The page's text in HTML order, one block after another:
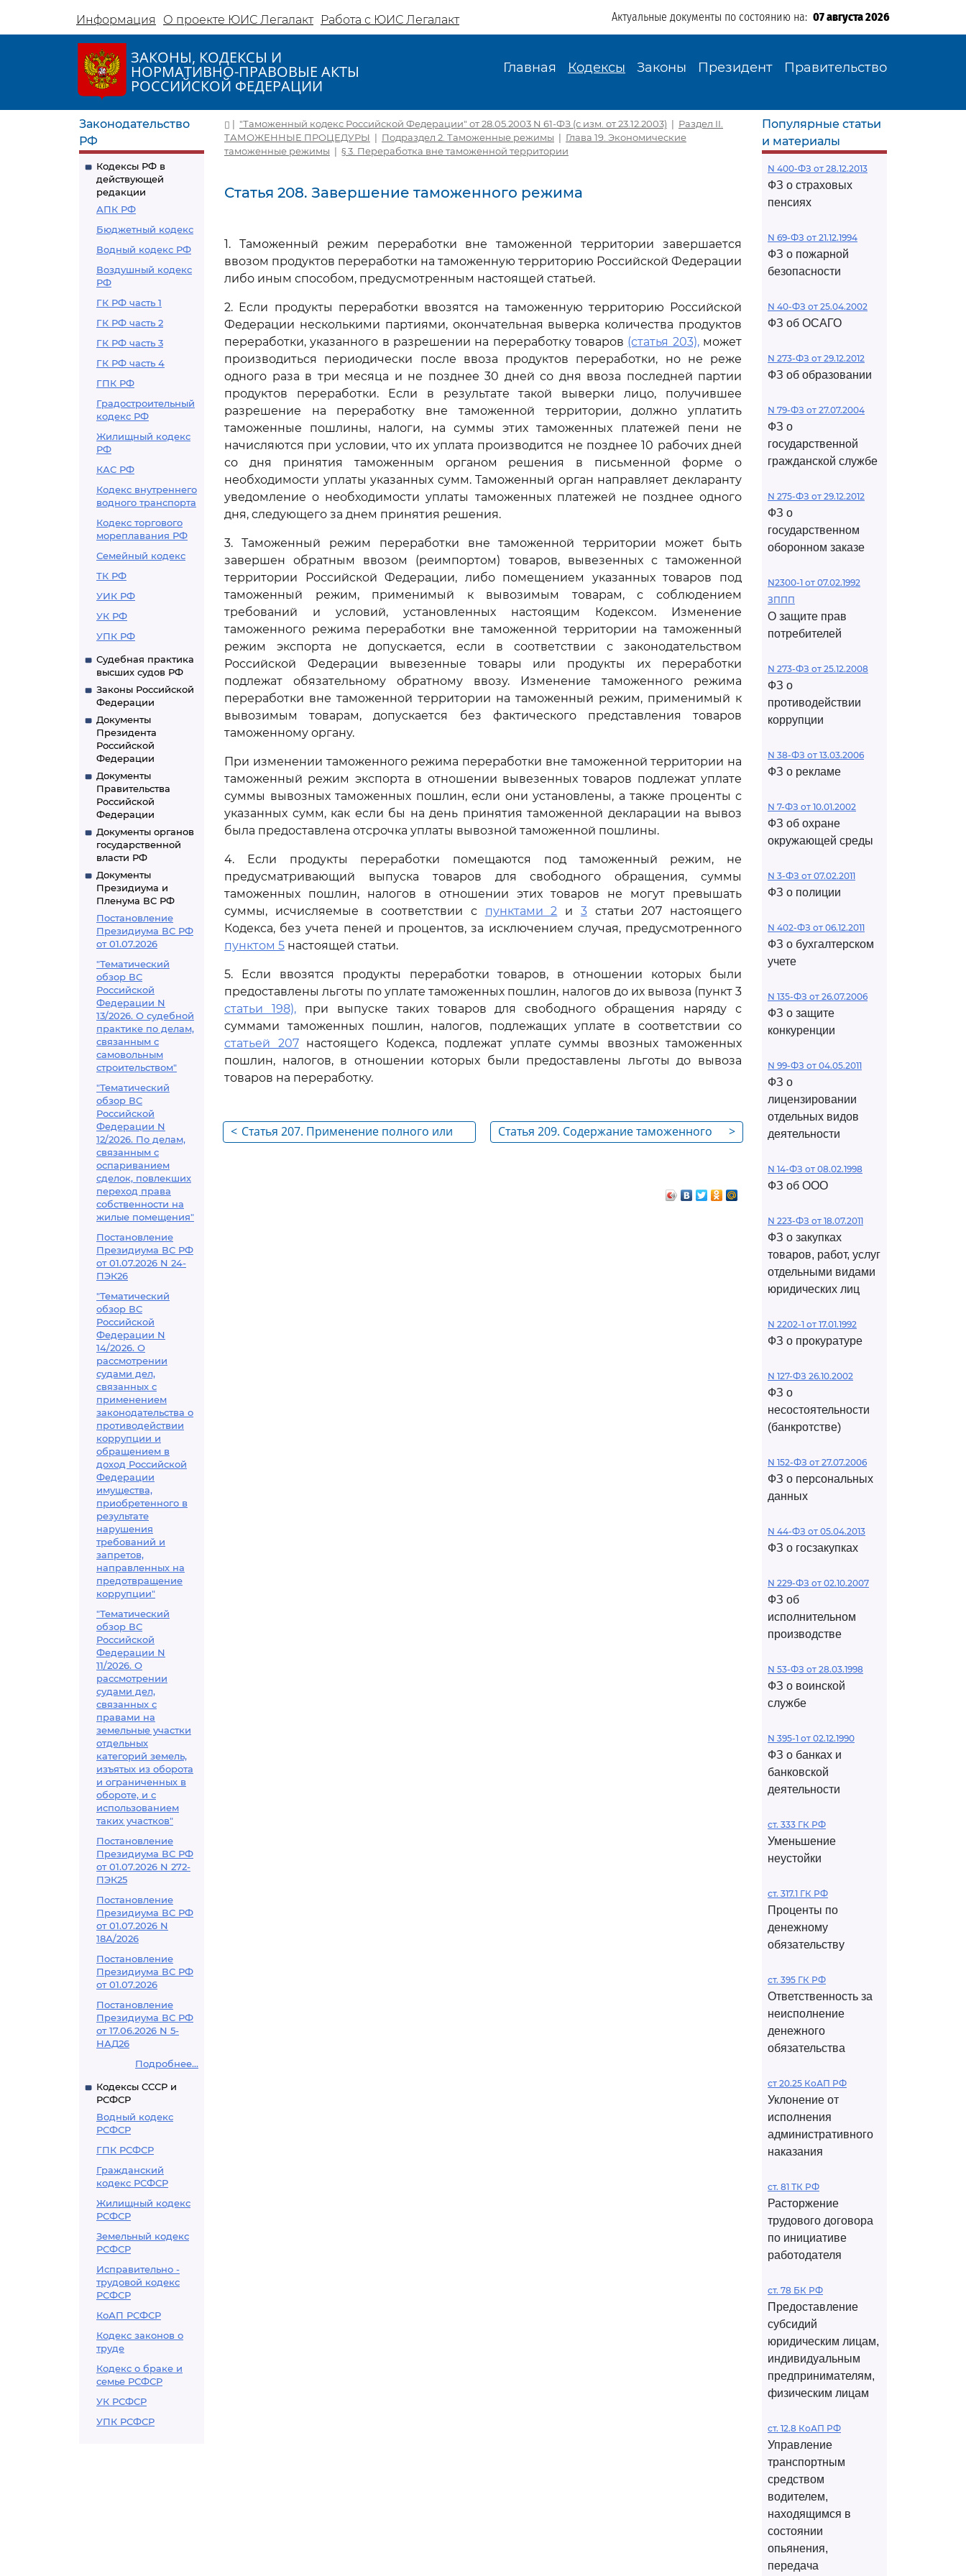
Информация О проекте ЮИС Легалакт Работа с ЮИС Легалакт Актуальные документы по состоянию на: 07 августа 2026
ЗАКОНЫ, КОДЕКСЫ И
НОРМАТИВНО-ПРАВОВЫЕ АКТЫ
РОССИЙСКОЙ ФЕДЕРАЦИИ
Главная Кодексы Законы Президент Правительство
Законодательство
РФ
Кодексы РФ в
действующей
редакции
АПК РФ
Бюджетный кодекс
Водный кодекс РФ
Воздушный кодекс
РФ
ГК РФ часть 1
ГК РФ часть 2
ГК РФ часть 3
ГК РФ часть 4
ГПК РФ
Градостроительный
кодекс РФ
Жилищный кодекс
РФ
КАС РФ
Кодекс внутреннего
водного транспорта
Кодекс торгового
мореплавания РФ
Семейный кодекс
ТК РФ
УИК РФ
УК РФ
УПК РФ
Судебная практика
высших судов РФ
Законы Российской
Федерации
Документы
Президента
Российской
Федерации
Документы
Правительства
Российской
Федерации
Документы органов
государственной
власти РФ
Документы
Президиума и
Пленума ВС РФ
Постановление
Президиума ВС РФ
от 01.07.2026
"Тематический
обзор ВС
Российской
Федерации N
13/2026. О судебной
практике по делам,
связанным с
самовольным
строительством"
"Тематический
обзор ВС
Российской
Федерации N
12/2026. По делам,
связанным с
оспариванием
сделок, повлекших
переход права
собственности на
жилые помещения"
Постановление
Президиума ВС РФ
от 01.07.2026 N 24-
ПЭК26
"Тематический
обзор ВС
Российской
Федерации N
14/2026. О
рассмотрении
судами дел,
связанных с
применением
законодательства о
противодействии
коррупции и
обращением в
доход Российской
Федерации
имущества,
приобретенного в
результате
нарушения
требований и
запретов,
направленных на
предотвращение
коррупции"
"Тематический
обзор ВС
Российской
Федерации N
11/2026. О
рассмотрении
судами дел,
связанных с
правами на
земельные участки
отдельных
категорий земель,
изъятых из оборота
и ограниченных в
обороте, и с
использованием
таких участков"
Постановление
Президиума ВС РФ
от 01.07.2026 N 272-
ПЭК25
Постановление
Президиума ВС РФ
от 01.07.2026 N
18А/2026
Постановление
Президиума ВС РФ
от 01.07.2026
Постановление
Президиума ВС РФ
от 17.06.2026 N 5-
НАД26
Подробнее...
Кодексы СССР и
РСФСР
Водный кодекс
РСФСР
ГПК РСФСР
Гражданский
кодекс РСФСР
Жилищный кодекс
РСФСР
Земельный кодекс
РСФСР
Исправительно -
трудовой кодекс
РСФСР
КоАП РСФСР
Кодекс законов о
труде
Кодекс о браке и
семье РСФСР
УК РСФСР
УПК РСФСР
| "Таможенный кодекс Российской Федерации" от 28.05.2003 N 61-ФЗ (с изм. от 23.12.2003) | Раздел II.
ТАМОЖЕННЫЕ ПРОЦЕДУРЫ | Подраздел 2. Таможенные режимы | Глава 19. Экономические
таможенные режимы | § 3. Переработка вне таможенной территории
Статья 208. Завершение таможенного режима
1. Таможенный режим переработки вне таможенной территории завершается
ввозом продуктов переработки на таможенную территорию Российской Федерации
либо иным способом, предусмотренным настоящей статьей.
2. Если продукты переработки ввозятся на таможенную территорию Российской
Федерации несколькими партиями, окончательная выверка количества продуктов
переработки, указанного в разрешении на переработку товаров (статья 203),может
производиться периодически после ввоза продуктов переработки, но не реже
одного раза в три месяца и не позднее 30 дней со дня ввоза последней партии
продуктов переработки. Если в результате такой выверки лицо, получившее
разрешение на переработку вне таможенной территории, должно уплатить
таможенные пошлины, налоги, на суммы этих таможенных платежей пени не
начисляются при условии, что их уплата производится не позднее 10 рабочих дней
со дня принятия таможенным органом решения в письменной форме о
необходимости уплаты указанных сумм. Таможенный орган направляет декларанту
уведомление о необходимости уплаты таможенных платежей не позднее одного
дня, следующего за днем принятия решения.
3. Таможенный режим переработки вне таможенной территории может быть
завершен обратным ввозом (реимпортом) товаров, вывезенных с таможенной
территории Российской Федерации, либо помещением указанных товаров под
таможенный режим, применимый к вывозимым товарам, с соблюдением
требований и условий, установленных настоящим Кодексом. Изменение
таможенного режима переработки вне таможенной территории на таможенный
режим экспорта не допускается, если в соответствии с законодательством
Российской Федерации вывезенные товары или продукты их переработки
подлежат обязательному обратному ввозу. Изменение таможенного режима
переработки вне таможенной территории на таможенный режим, применимый к
вывозимым товарам, допускается без фактического представления товаров
таможенному органу.
При изменении таможенного режима переработки вне таможенной территории на
таможенный режим экспорта в отношении вывезенных товаров подлежат уплате
суммы вывозных таможенных пошлин, если они установлены, а также проценты с
указанных сумм, как если бы на день принятия таможенной декларации на вывоз
была предоставлена отсрочка уплаты вывозной таможенной пошлины.
4. Если продукты переработки помещаются под таможенный режим, не
предусматривающий выпуска товаров для свободного обращения, суммы
таможенных пошлин, налогов в отношении этих товаров не могут превышать
суммы, исчисляемые в соответствии с пунктами 2 и 3статьи 207 настоящего
Кодекса, без учета пеней и процентов, за исключением случая, предусмотренного
пунктом 5 настоящей статьи.
5. Если ввозятся продукты переработки товаров, в отношении которых были
предоставлены льготы по уплате таможенных пошлин, налогов до их вывоза (пункт 3
статьи 198),при выпуске таких товаров для свободного обращения наряду с
суммами таможенных пошлин, налогов, подлежащих уплате в соответствии со
статьей 207настоящего Кодекса, подлежат уплате суммы ввозных таможенных
пошлин, налогов, в отношении которых были предоставлены льготы до вывоза
товаров на переработку.
< Статья 207. Применение полного или
>
Статья 209. Содержание таможенного
Популярные статьи
и материалы
N 400-ФЗ от 28.12.2013
ФЗ о страховых
пенсиях
N 69-ФЗ от 21.12.1994
ФЗ о пожарной
безопасности
N 40-ФЗ от 25.04.2002
ФЗ об ОСАГО
N 273-ФЗ от 29.12.2012
ФЗ об образовании
N 79-ФЗ от 27.07.2004
ФЗ о
государственной
гражданской службе
N 275-ФЗ от 29.12.2012
ФЗ о
государственном
оборонном заказе
N2300-1 от 07.02.1992
ЗППП
О защите прав
потребителей
N 273-ФЗ от 25.12.2008
ФЗ о
противодействии
коррупции
N 38-ФЗ от 13.03.2006
ФЗ о рекламе
N 7-ФЗ от 10.01.2002
ФЗ об охране
окружающей среды
N 3-ФЗ от 07.02.2011
ФЗ о полиции
N 402-ФЗ от 06.12.2011
ФЗ о бухгалтерском
учете
N 135-ФЗ от 26.07.2006
ФЗ о защите
конкуренции
N 99-ФЗ от 04.05.2011
ФЗ о
лицензировании
отдельных видов
деятельности
N 14-ФЗ от 08.02.1998
ФЗ об ООО
N 223-ФЗ от 18.07.2011
ФЗ о закупках
товаров, работ, услуг
отдельными видами
юридических лиц
N 2202-1 от 17.01.1992
ФЗ о прокуратуре
N 127-ФЗ 26.10.2002
ФЗ о
несостоятельности
(банкротстве)
N 152-ФЗ от 27.07.2006
ФЗ о персональных
данных
N 44-ФЗ от 05.04.2013
ФЗ о госзакупках
N 229-ФЗ от 02.10.2007
ФЗ об
исполнительном
производстве
N 53-ФЗ от 28.03.1998
ФЗ о воинской
службе
N 395-1 от 02.12.1990
ФЗ о банках и
банковской
деятельности
ст. 333 ГК РФ
Уменьшение
неустойки
ст. 317.1 ГК РФ
Проценты по
денежному
обязательству
ст. 395 ГК РФ
Ответственность за
неисполнение
денежного
обязательства
ст 20.25 КоАП РФ
Уклонение от
исполнения
административного
наказания
ст. 81 ТК РФ
Расторжение
трудового договора
по инициативе
работодателя
ст. 78 БК РФ
Предоставление
субсидий
юридическим лицам,
индивидуальным
предпринимателям,
физическим лицам
ст. 12.8 КоАП РФ
Управление
транспортным
средством
водителем,
находящимся в
состоянии
опьянения,
передача